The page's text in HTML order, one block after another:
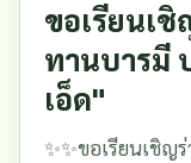
ขอเรียนเ
ทานบารมี
เอ็ด"
✨✨ขอเรียนเชิ